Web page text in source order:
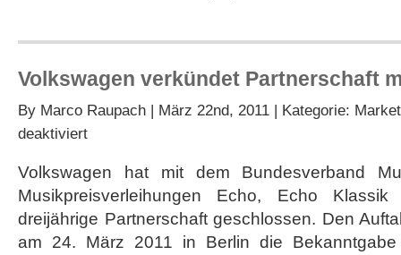
Volkswagen verkündet Partnerschaft
By Marco Raupach | März 22nd, 2011 | Kategorie:
deaktiviertfür
Partnerschaft
mit
Echo
Volkswagen hat mit dem Bundesverband
Musikpreisverleihungen Echo, Echo
dreijährige Partnerschaft geschlossen. Den
am 24. März 2011 in Berlin die